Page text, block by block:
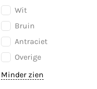
Wit
Bruin
Antraciet
Overige
Minder zien